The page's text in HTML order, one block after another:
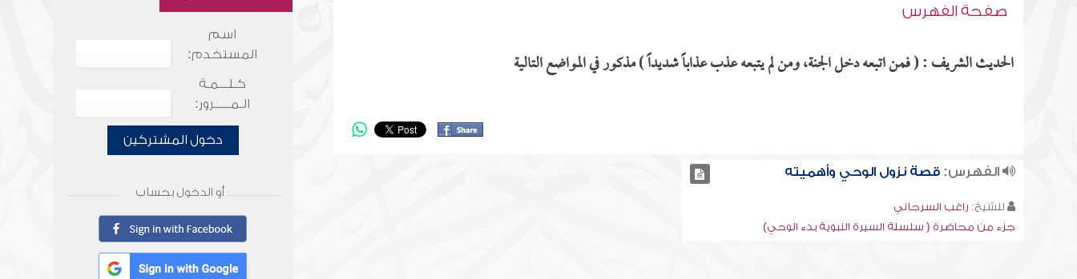
صفحة الفهرس
الحديث الشريف : ( فمن اتبعه دخل الجنة، ومن لم يتبعه عذب عذاباً شديداً ) مذكور في المواضع التالية
الفهرس:قصة نزول الوحي وأهميته
للشيخ: راغب السرجاني
جزء من محاضرة ( سلسلة السيرة النبوية بدء الوحي)
اسم
المستخدم:
كـلـــمـة
الـمـــــرور:
دخول المشتركين
أو الدخول بحساب